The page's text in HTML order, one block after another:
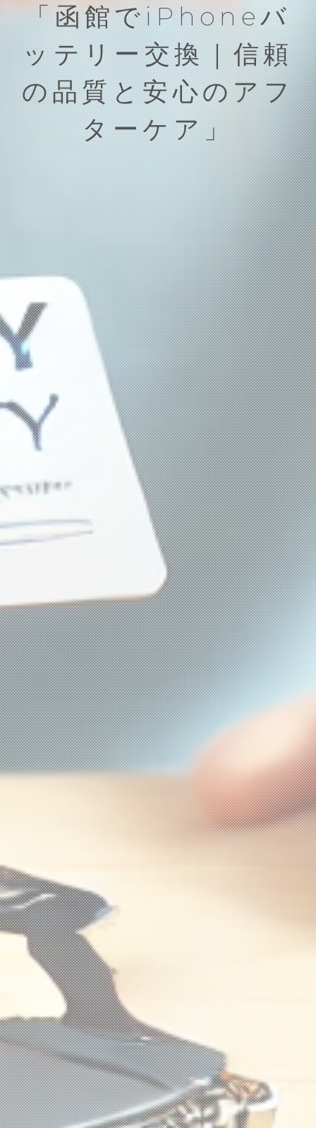
「函館でiPhoneバ
ッテリー交換｜信頼
の品質と安心のアフ
ターケア」